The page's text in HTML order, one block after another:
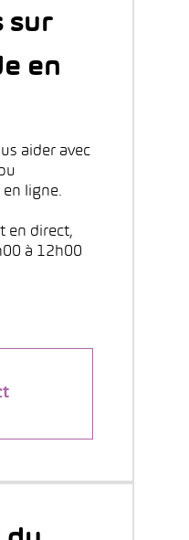
sur
en
aider avec
ligne.
en direct,
à 12h00